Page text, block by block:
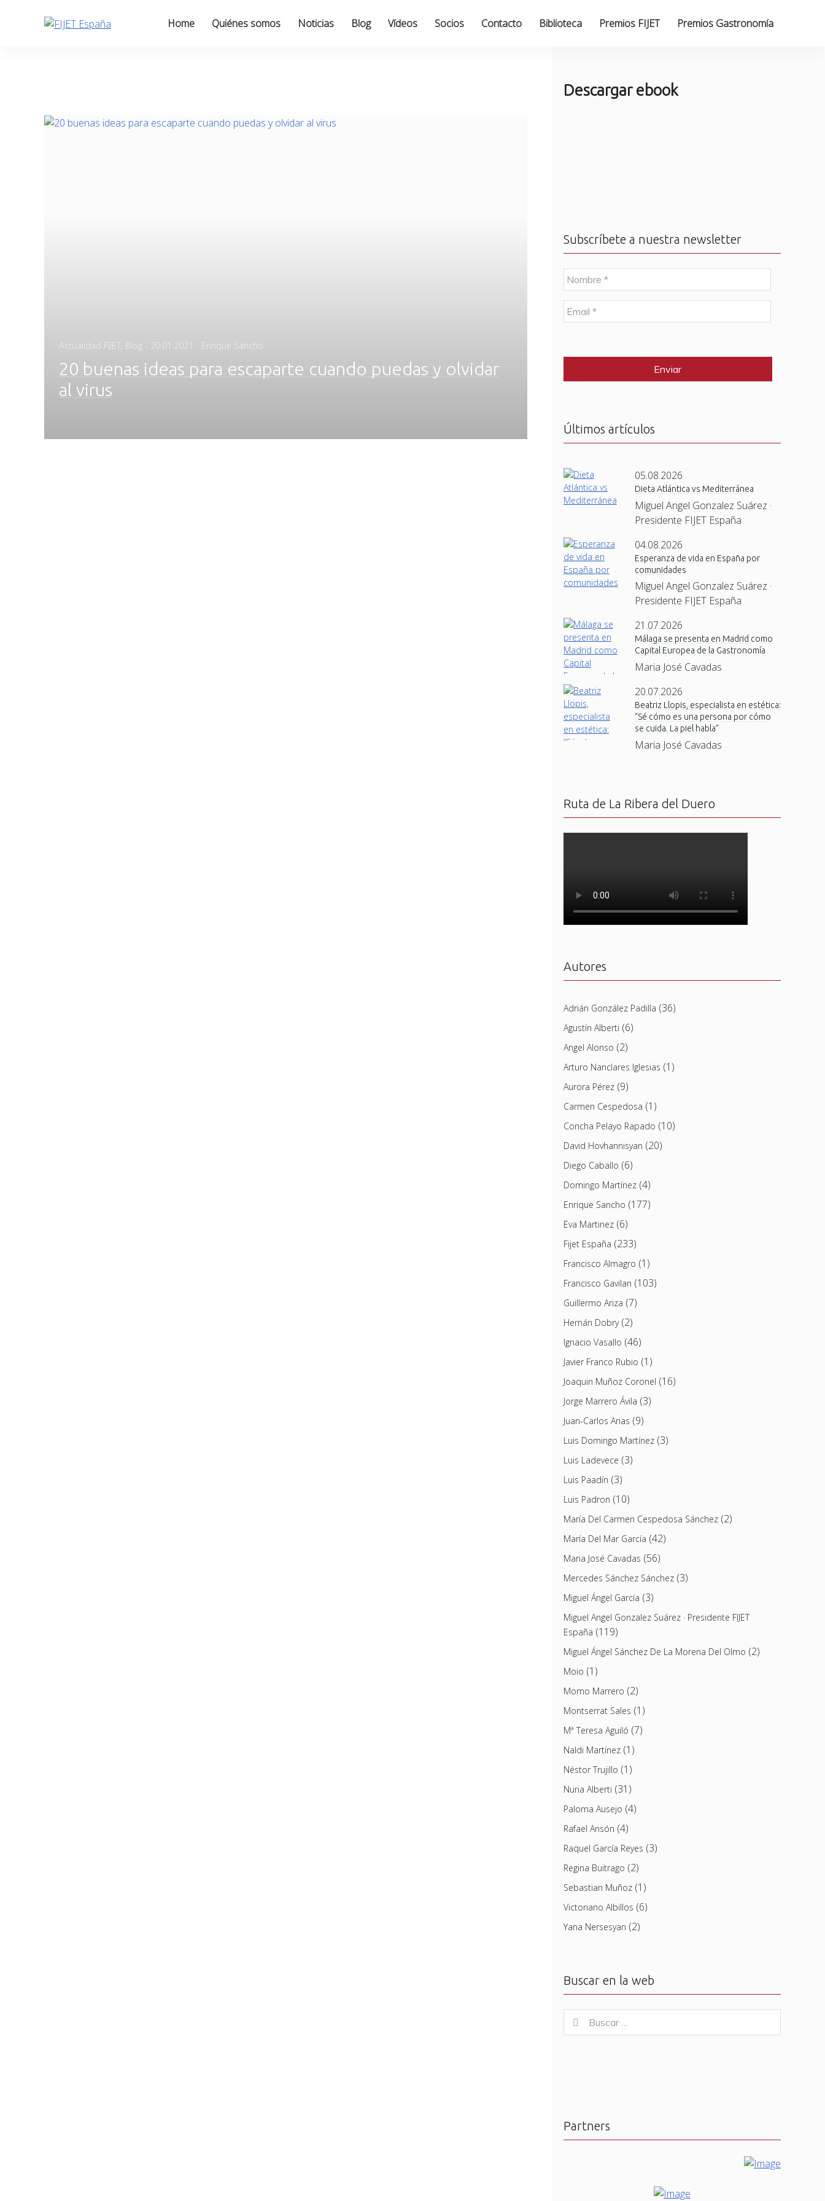
Home Quiénes somos Noticias Blog Vídeos Socios Contacto Biblioteca Premios FIJET Premios Gastronomía
Actualidad FIJET, Blog - Posted
20.01.2021 - Enrique Sancho
20 buenas ideas para escaparte cuando puedas y olvidar
al virus
Descargar ebook
Subscríbete a nuestra newsletter
N
o
m
b
r
E
m
l
Últimos artículos
05.08.2026
Dieta Atlántica vs Mediterránea
Miguel Angel Gonzalez Suárez ·
Presidente FIJET España
04.08.2026
Esperanza de vida en España por
comunidades
Miguel Angel Gonzalez Suárez ·
Presidente FIJET España
21.07.2026
Málaga se presenta en Madrid como
Capital Europea de la Gastronomía
Maria José Cavadas
20.07.2026
Beatriz Llopis, especialista en estética:
“Sé cómo es una persona por cómo
se cuida. La piel habla”
Maria José Cavadas
Ruta de La Ribera del Duero
Autores
Adrián González Padilla (36)
Agustín Alberti (6)
Angel Alonso (2)
Arturo Nanclares Iglesias (1)
Aurora Pérez(9)
Carmen Cespedosa (1)
Concha Pelayo Rapado (10)
David Hovhannisyan (20)
Diego Caballo (6)
Domingo Martínez(4)
Enrique Sancho (177)
Eva Martinez(6)
Fijet España (233)
Francisco Almagro (1)
Francisco Gavilan (103)
Guillermo Ariza (7)
Hernán Dobry(2)
Ignacio Vasallo (46)
Javier Franco Rubio (1)
Joaquin Muñoz Coronel (16)
Jorge Marrero Ávila (3)
Juan-Carlos Arias (9)
Luis Domingo Martínez(3)
Luis Ladevece (3)
Luis Paadín (3)
Luis Padron (10)
María Del Carmen Cespedosa Sánchez(2)
María Del Mar García (42)
Maria José Cavadas (56)
Mercedes Sánchez Sánchez(3)
Miguel Ángel García (3)
Miguel Angel Gonzalez Suárez · Presidente FIJET
España (119)
Miguel Ángel Sánchez De La Morena Del Olmo (2)
Moio (1)
Momo Marrero (2)
Montserrat Sales (1)
Mª Teresa Aguiló (7)
Naldi Martínez(1)
Néstor Trujillo (1)
Nuria Alberti (31)
Paloma Ausejo (4)
Rafael Ansón (4)
Raquel García Reyes (3)
Regina Buitrago (2)
Sebastian Muñoz(1)
Victoriano Albillos (6)
Yana Nersesyan (2)
Buscar en la web
for:
Buscar
Partners